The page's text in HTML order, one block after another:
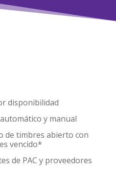
disponibilidad
y manual
de timbres abierto con
vencido*
de PAC y proveedores